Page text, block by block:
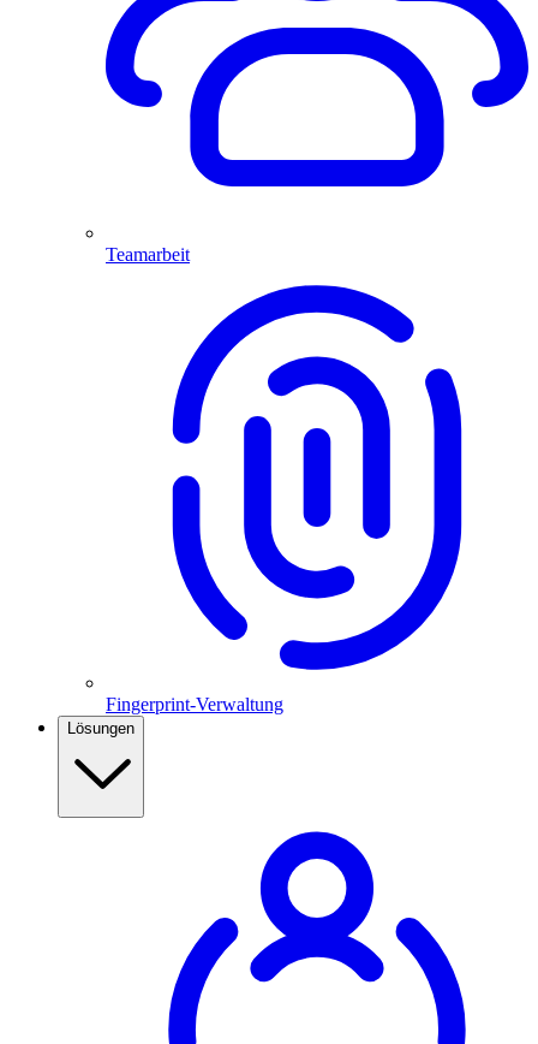
Teamarbeit
Fingerprint-Verwaltung
Lösungen